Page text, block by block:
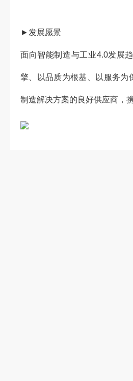
►发展愿景
面向智能制造与工业4.0发展
擎、以品质为根基、以服务为
制造解决方案的良好供应商，